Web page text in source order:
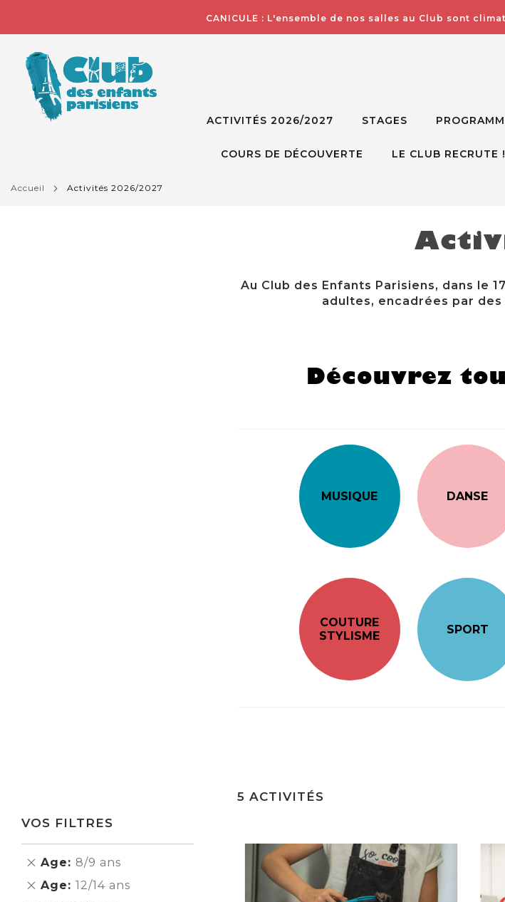
CANICULE : L'ensemble de nos salles au Club sont
ACTIVITÉS 2026/2027 STAGES
COURS DE DÉCOUVERTE LE CLUB RECRUTE !
accueil activités 2026/2027
Au Club des Enfants Parisiens, dans le
adultes, encadrées par
Découvrez
MUSIQUE DANSE
COUTURE
STYLISME
SPORT
5 ACTIVITÉS
VOS FILTRES
Age 8/9 ans
Supprimer
Élément
Age 12/14 ans
Supprimer